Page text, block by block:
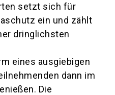
setzt sich für
ein und zählt
dringlichsten
eines ausgiebigen
dann im
Die